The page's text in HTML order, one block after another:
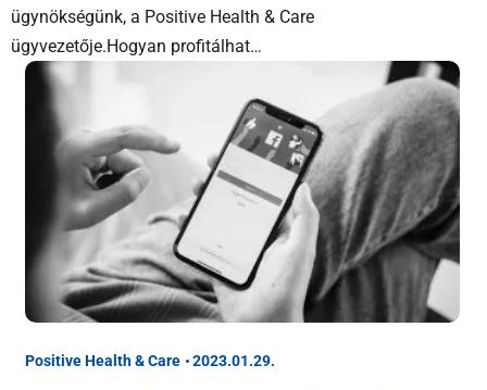
ügynökségünk, a Positive Health & Care
ügyvezetője.Hogyan profitálhat…
Positive Health & Care 2023.01.29.